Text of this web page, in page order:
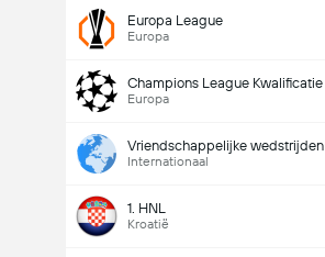
Europa League
Europa
Champions League Kwalificatie
Europa
Vriendschappelijke wedstrijden
Internationaal
1. HNL
Kroatië